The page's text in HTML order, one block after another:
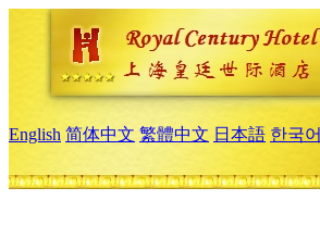
English 简体中文 繁體中文 日本語 한국어